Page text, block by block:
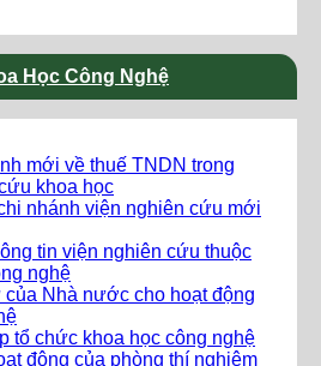
Học Công Nghệ
mới về thuế TNDN trong
khoa học
nhánh viện nghiên cứu mới
tin viện nghiên cứu thuộc
nghệ
Nhà nước cho hoạt động
tổ chức khoa học công nghệ
động của phòng thí nghiệm